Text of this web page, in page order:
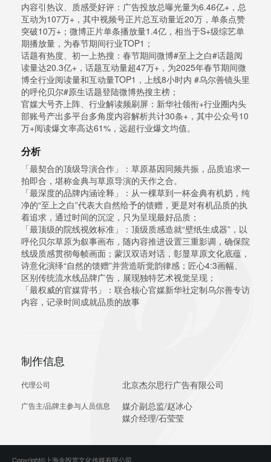
内容引热议、质感受好评：广告投放总曝光量为6.46亿+，总
互动为107万+，其中视频号正片总互动量近20万，单条点赞
突破10万+；微博正片单条播放量1.4亿，相当于S+级综艺单
期播放量，为春节期间行业TOP1；
话题有热度、初一上热搜：春节期间微博#至上之白#话题阅
读量达20.3亿+，话题互动量超47万+，为2025年春节期间微
博全行业阅读量和互动量TOP1，上线8小时内 #乌尔善镜头里
的呼伦贝尔#原生话题登陆微博热搜主榜；
官媒大号齐上阵、行业解读频刷屏：新华社领衔+行业圈内头
部账号产出多平台多角度内容解析共计30条+，其中公众号10
万+阅读爆文率高达61%，远超行业爆文均值。
分析
「最契合的顶级导演合作」：草原基因同频共振，品质追求一
拍即合，堪称金典与草原导演的天作之合。
「最深度的品牌内涵诠释」：从一棵草到一杯金典有机奶，纯
净的“至上之白”代表大自然给予的馈赠，更是对有机品质的执
着追求，通过时间的沉淀，只为呈现最好品质；
「最顶级的院线视效标准」：顶级质感造就“壁纸生成器”，以
呼伦贝尔草原为叙事画布，随内容推进设置三重影调，确保院
线级质感贯彻每帧画面；蒙汉双语对话，彰显草原文化底蕴，
诗意化演绎“自然的馈赠”并营造听觉韵律感；匠心4:3画幅、
区别传统流水线品牌广告，展现独特艺术视觉呈现；
「最权威的官媒背书」：联合核心官媒新华社定制乌尔善专访
内容，记录时间成就品质的故事
制作信息
代理公司 北京杰尔思行广告有限公司
广告主/品牌主参与人员信息
媒介副总监/赵冰心
媒介经理/石莹莹
Copyright©上海金投赏文化传媒有限公司